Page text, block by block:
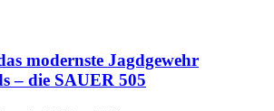
modernste Jagdgewehr
– die SAUER 505